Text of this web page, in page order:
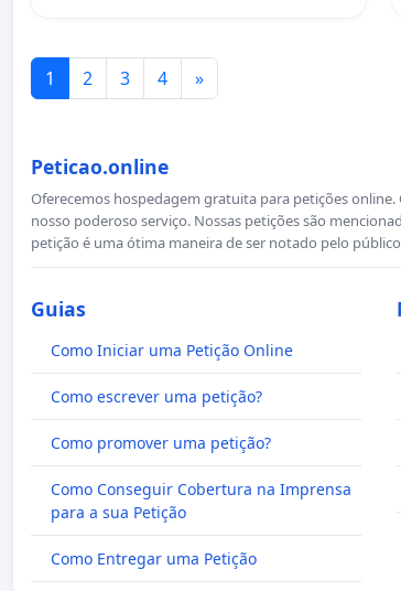
1 2 3 4 »
Peticao.online
Oferecemos hospedagem gratuita para petições
nosso poderoso serviço. Nossas petições são
petição é uma ótima maneira de ser notado pelo
Guias
Como Iniciar uma Petição Online
Como escrever uma petição?
Como promover uma petição?
Como Conseguir Cobertura na Imprensa
para a sua Petição
Como Entregar uma Petição